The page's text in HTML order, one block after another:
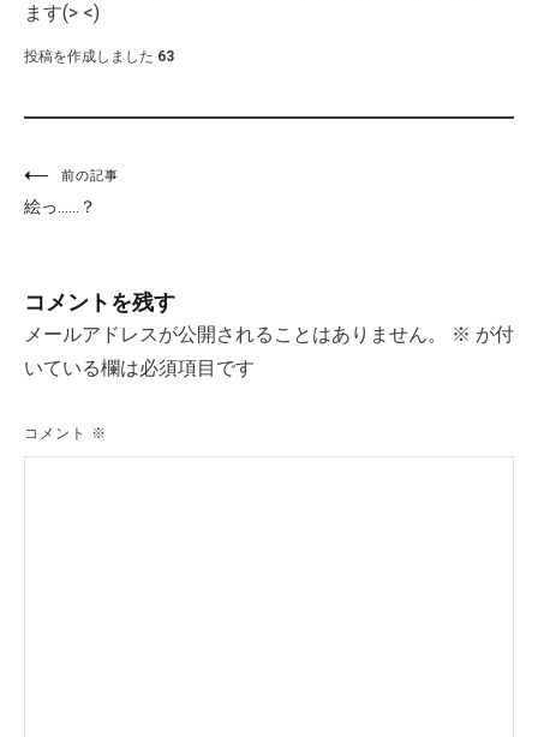
ます(> <)
投稿を作成しました 63
投
稿
ビ
ゲ
シ
前の記事
絵っ……？
コメントを残す
メールアドレスが公開されることはありません。 ※ が付
いている欄は必須項目です
コメント ※